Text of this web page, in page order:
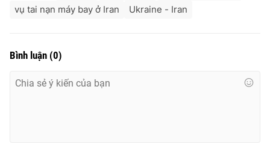
vụ tai nạn máy bay ở Iran
Ukraine - Iran
Bình luận (0)